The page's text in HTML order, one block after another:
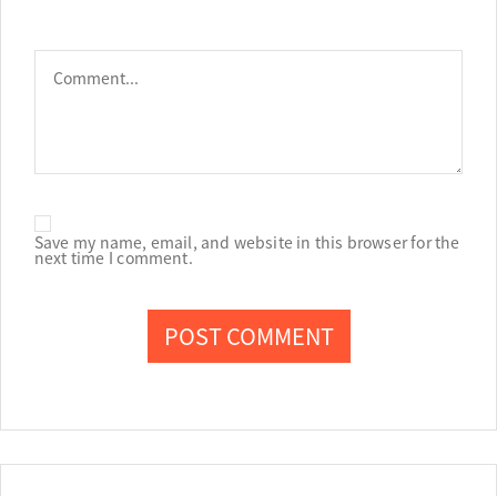
Save my name, email, and website in this browser for the
next time I comment.